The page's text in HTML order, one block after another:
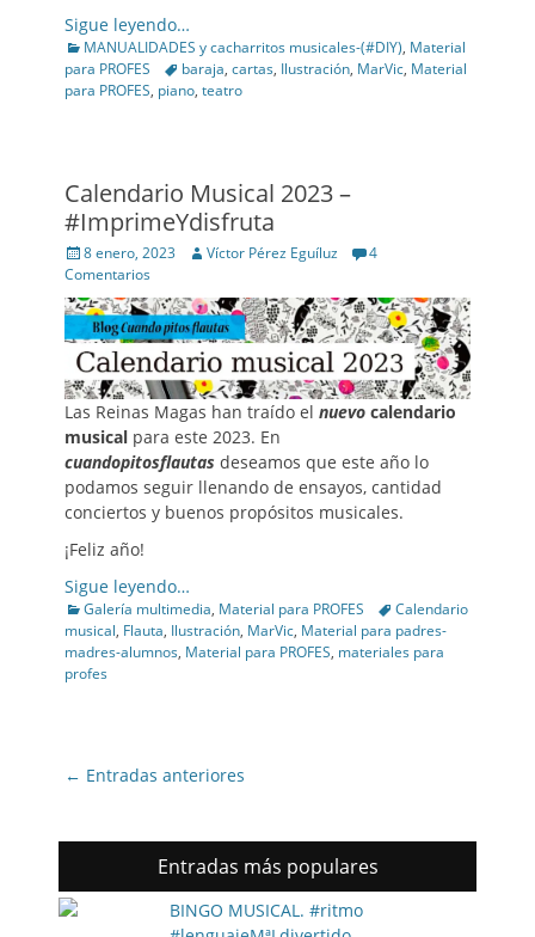
Sigue leyendo…
Categories
MANUALIDADES y cacharritos musicales-(#DIY), Material
para PROFES
Tagsbaraja, cartas, Ilustración, MarVic, Material
para PROFES, piano, teatro
Calendario Musical 2023 –
#ImprimeYdisfruta
Posted
on
8 enero, 2023 Author
Víctor Pérez Eguíluz
4
Comentarios
Las Reinas Magas han traído el nuevo calendario
musical para este 2023. En
cuandopitosflautas deseamos que este año lo
podamos seguir llenando de ensayos, cantidad
conciertos y buenos propósitos musicales.
¡Feliz año!
Sigue leyendo…
Categories
Galería multimedia, Material para PROFES TagsCalendario
musical, Flauta, Ilustración, MarVic, Material para padres-
madres-alumnos, Material para PROFES, materiales para
profes
Post
← Entradas anteriores
Entradas más populares
BINGO MUSICAL. #ritmo